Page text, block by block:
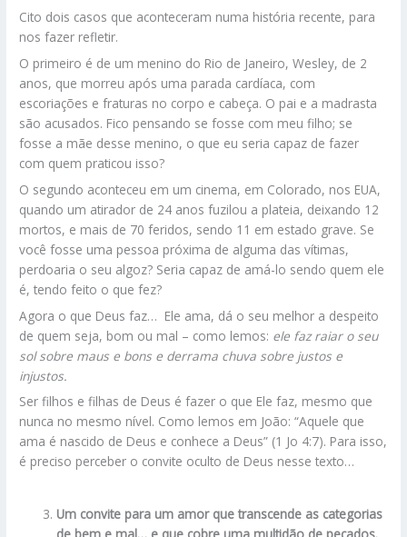
Cito dois casos que aconteceram numa história recente, para
nos fazer refletir.
O primeiro é de um menino do Rio de Janeiro, Wesley, de 2
anos, que morreu após uma parada cardíaca, com
escoriações e fraturas no corpo e cabeça. O pai e a madrasta
são acusados. Fico pensando se fosse com meu filho; se
fosse a mãe desse menino, o que eu seria capaz de fazer
com quem praticou isso?
O segundo aconteceu em um cinema, em Colorado, nos EUA,
quando um atirador de 24 anos fuzilou a plateia, deixando 12
mortos, e mais de 70 feridos, sendo 11 em estado grave. Se
você fosse uma pessoa próxima de alguma das vítimas,
perdoaria o seu algoz? Seria capaz de amá-lo sendo quem ele
é, tendo feito o que fez?
Agora o que Deus faz… Ele ama, dá o seu melhor a despeito
de quem seja, bom ou mal – como lemos: ele faz raiar o seu
sol sobre maus e bons e derrama chuva sobre justos e
injustos.
Ser filhos e filhas de Deus é fazer o que Ele faz, mesmo que
nunca no mesmo nível. Como lemos em João: “Aquele que
ama é nascido de Deus e conhece a Deus” (1 Jo 4:7). Para isso,
é preciso perceber o convite oculto de Deus nesse texto…
Um convite para um amor que transcende as categorias